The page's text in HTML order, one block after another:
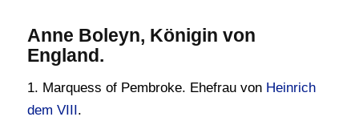
Anne Boleyn, Königin von
England.
1. Marquess of Pembroke. Ehefrau von Heinrich
dem VIII .